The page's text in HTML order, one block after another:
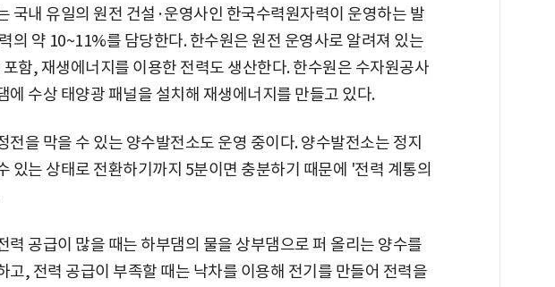
국내 유일의 원전 건설·운영사인 한국수력원자력이 운영하는 발
의 약 10~11%를 담당한다. 한수원은 원전 운영사로 알려져 있는
함, 재생에너지를 이용한 전력도 생산한다. 한수원은 수자원공사
에 수상 태양광 패널을 설치해 재생에너지를 만들고 있다.
전을 막을 수 있는 양수발전소도 운영 중이다. 양수발전소는 정지
있는 상태로 전환하기까지 5분이면 충분하기 때문에 '전력 계통의
력 공급이 많을 때는 하부댐의 물을 상부댐으로 퍼 올리는 양수를
고, 전력 공급이 부족할 때는 낙차를 이용해 전기를 만들어 전력을